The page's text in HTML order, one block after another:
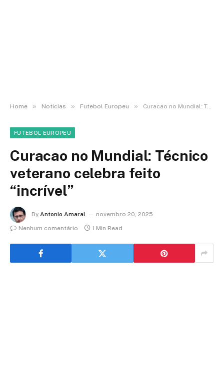
Home » Noticias » Futebol Europeu » Curacao no Mundial: Técnico veterano celebra feito “incrível”
FUTEBOL EUROPEU
Curacao no Mundial: Técnico
veterano celebra feito
“incrível”
By Antonio Amaral
novembro 20, 2025
Nenhum comentário
1 Min Read